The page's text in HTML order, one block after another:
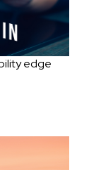
edge